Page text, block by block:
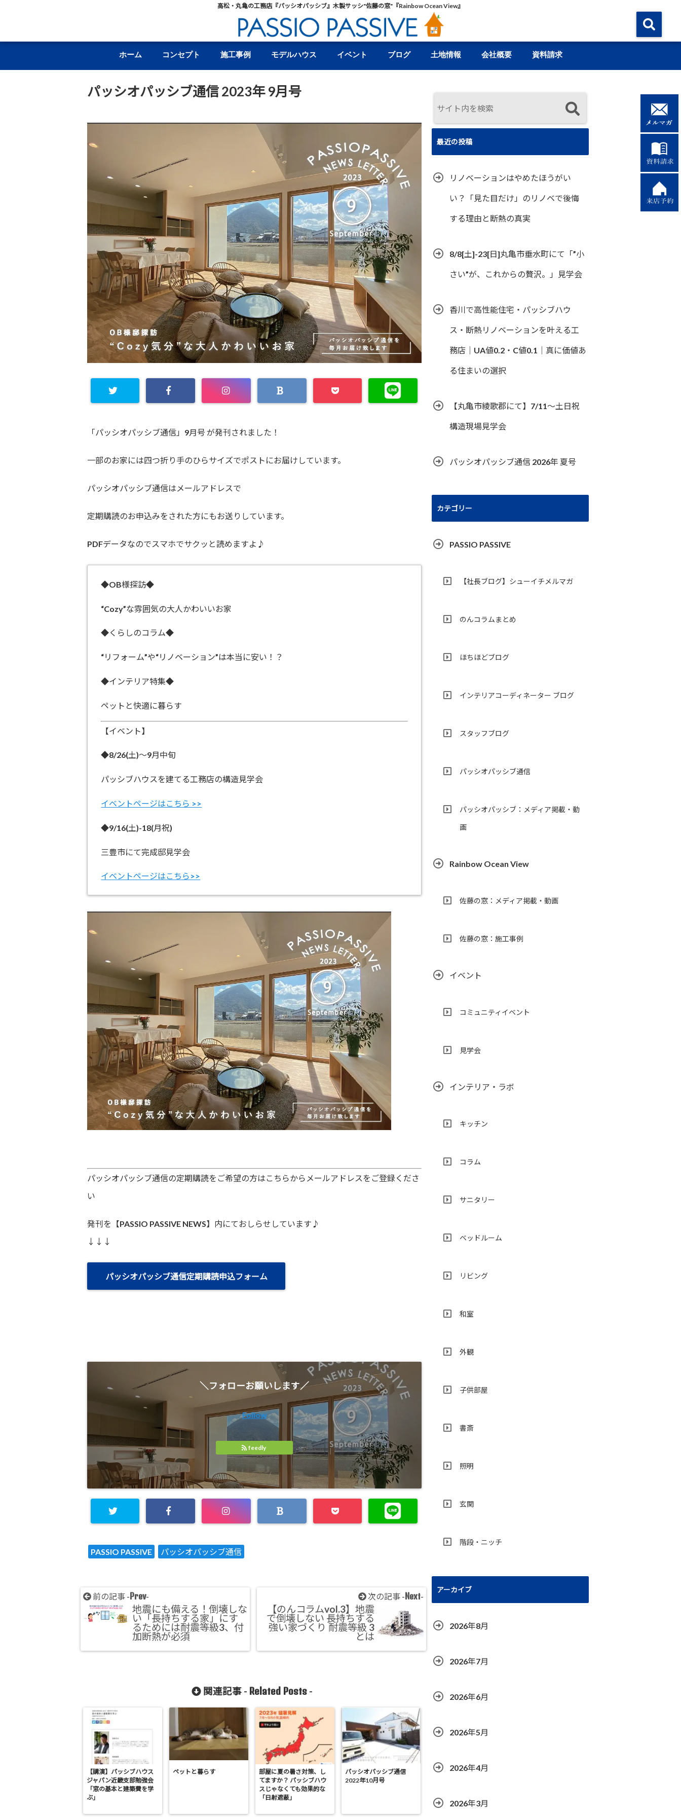
高松・丸亀の工務店『パッシオパッシブ』木製サッシ"佐藤の窓"『Rainbow Ocean View』
ホーム コンセプト 施工事例 モデルハウス イベント ブログ 土地情報 会社概要 資料請求
パッシオパッシブ通信 2023年 9月号
「パッシオパッシブ通信」9月号 が発刊されました！
一部のお家には四つ折り手のひらサイズでポストにお届けしています。
パッシオパッシブ通信はメールアドレスで
定期購読のお申込みをされた方にもお送りしています。
PDFデータなのでスマホでサクッと読めますよ♪
◆OB様探訪◆
“Cozy”な雰囲気の大人かわいいお家
◆くらしのコラム◆
“リフォーム”や“リノベーション”は本当に安い！？
◆インテリア特集◆
ペットと快適に暮らす
【イベント】
◆8/26(土)～9月中旬
パッシブハウスを建てる工務店の構造見学会
イベントページはこちら >>
◆9/16(土)-18(月祝)
三豊市にて完成邸見学会
イベントページはこちら>>
パッシオパッシブ通信の定期購読をご希望の方はこちらからメールアドレスをご登録くださ
い
発刊を【PASSIO PASSIVE NEWS】内にておしらせしています♪
↓↓↓
パッシオパッシブ通信定期購読申込フォーム
＼フォローお願いします／
Follow
feedly
PASSIO PASSIVE パッシオパッシブ通信
前の記事 -Prev-
地震にも備える！倒壊しな
い「長持ちする家」にす
るためには耐震等級3、付
加断熱が必須
次の記事 -Next-
【のんコラムvol.3】地震
で倒壊しない 長持ちする
強い家づくり 耐震等級 3
とは
関連記事 - Related Posts-
【講演】パッシブハウス
ジャパン近畿支部勉強会
「窓の基本と建築費を学
ぶ」
ペットと暮らす
部屋に夏の暑さ対策、し
てますか？ パッシブハウ
スじゃなくても効果的な
「日射遮蔽」
パッシオパッシブ通信
2022年10月号
最近の投稿
リノベーションはやめたほうがい
い？「見た目だけ」のリノベで後悔
する理由と断熱の真実
8/8[土]-23[日]丸亀市垂水町にて「”小
さい”が、これからの贅沢。」見学会
香川で高性能住宅・パッシブハウ
ス・断熱リノベーションを叶える工
務店｜UA値0.2・C値0.1｜真に価値あ
る住まいの選択
【丸亀市綾歌郡にて】7/11～土日祝
構造現場見学会
パッシオパッシブ通信 2026年 夏号
カテゴリー
PASSIO PASSIVE
【社長ブログ】シューイチメルマガ
のんコラムまとめ
ほちほどブログ
インテリアコーディネーター ブログ
スタッフブログ
パッシオパッシブ通信
パッシオパッシブ：メディア掲載・動
画
Rainbow Ocean View
佐藤の窓：メディア掲載・動画
佐藤の窓：施工事例
イベント
コミュニティイベント
見学会
インテリア・ラボ
キッチン
コラム
サニタリー
ベッドルーム
リビング
和室
外観
子供部屋
書斎
照明
玄関
階段・ニッチ
アーカイブ
2026年8月
2026年7月
2026年6月
2026年5月
2026年4月
2026年3月